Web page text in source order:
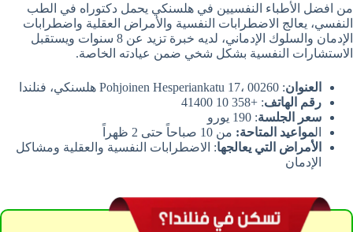
من افضل الأطباء النفسيين في هلسنكي يحمل دكتوراه في الطب
النفسي، يعالج الاضطرابات النفسية والأمراض العقلية واضطرابات
الإدمان والسلوك الإدماني، لديه خبرة تزيد عن 8 سنوات ويستقبل
الاستشارات النفسية بشكل شخي ضمن عيادته الخاصة.
العنوان: Pohjoinen Hesperiankatu 17، 00260 هلسنكي، فنلندا
رقم الهاتف: +358 10 41400
سعر الجلسة: 190 يورو
المواعيد المتاحة: من 10 صباحاً حتى 2 ظهراً
الأمراض التي يعالجها: الاضطرابات النفسية والعقلية ومشاكل
الإدمان